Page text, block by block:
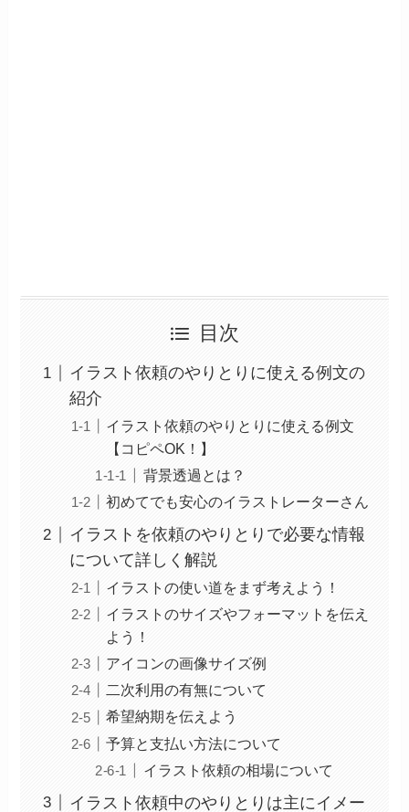
目次
イラスト依頼のやりとりに使える例文の
紹介
イラスト依頼のやりとりに使える例文
【コピペOK！】
背景透過とは？
初めてでも安心のイラストレーターさん
イラストを依頼のやりとりで必要な情報
について詳しく解説
イラストの使い道をまず考えよう！
イラストのサイズやフォーマットを伝え
よう！
アイコンの画像サイズ例
二次利用の有無について
希望納期を伝えよう
予算と支払い方法について
イラスト依頼の相場について
イラスト依頼中のやりとりは主にイメー